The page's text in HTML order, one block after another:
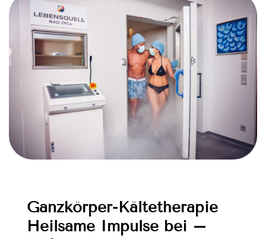
Ganzkörper-Kältetherapie
Heilsame Impulse bei –